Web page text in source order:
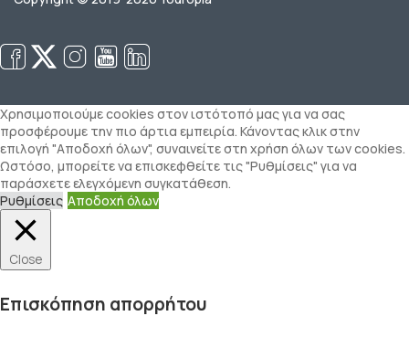
Χρησιμοποιούμε cookies στον ιστότοπό μας για να σας
προσφέρουμε την πιο άρτια εμπειρία. Κάνοντας κλικ στην
επιλογή "Αποδοχή όλων", συναινείτε στη χρήση όλων των cookies.
Ωστόσο, μπορείτε να επισκεφθείτε τις "Ρυθμίσεις" για να
παράσχετε ελεγχόμενη συγκατάθεση.
Ρυθμίσεις Αποδοχή όλων
Close
Επισκόπηση απορρήτου